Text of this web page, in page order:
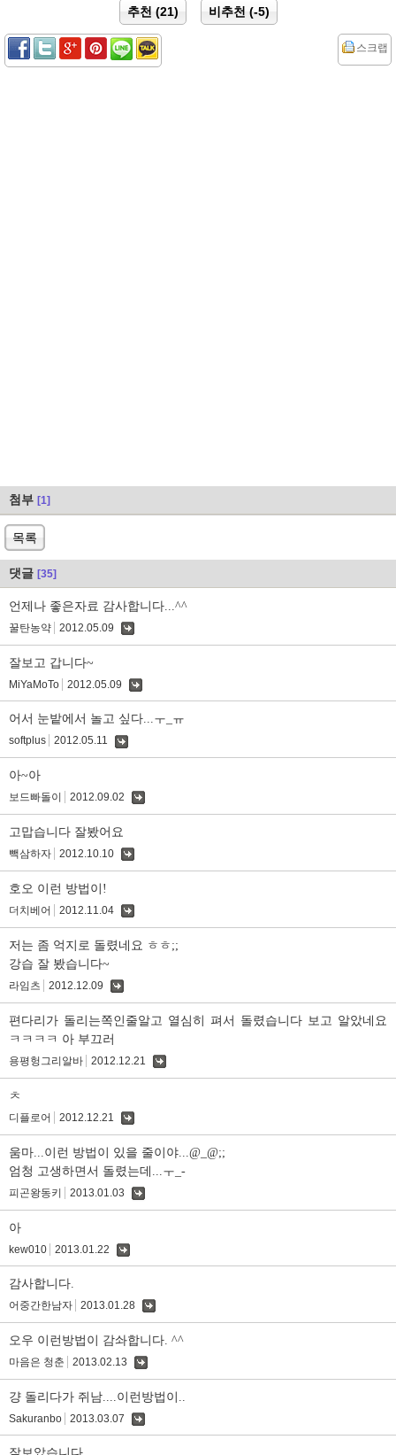
추천 (21) 비추천 (-5)
스크랩
첨부 [1]
목록
댓글 [35]
언제나 좋은자료 감사합니다...^^
꿀탄농약 2012.05.09
잘보고 갑니다~
MiYaMoTo 2012.05.09
글
어서 눈밭에서 놀고 싶다...ㅜ_ㅠ
softplus 2012.05.11
아~아
보드빠돌이 2012.09.02
고맙습니다 잘봤어요
빽삼하자 2012.10.10
호오 이런 방법이!
더치베어 2012.11.04
저는 좀 억지로 돌렸네요 ㅎㅎ;;
강습 잘 봤습니다~
라임츠 2012.12.09
편다리가 돌리는쪽인줄알고 열심히 펴서 돌렸습니다 보고 알았네요
ㅋㅋㅋㅋ 아 부끄러
용평헝그리알바 2012.12.21
ㅊ
디플로어 2012.12.21
움마...이런 방법이 있을 줄이야...@_@;;
엄청 고생하면서 돌렸는데...ㅜ_-
피곤왕동키 2013.01.03
아
kew010 2013.01.22
감사합니다.
어중간한남자 2013.01.28
오우 이런방법이 감솨합니다. ^^
마음은 청춘 2013.02.13
걍 돌리다가 쥐남....이런방법이..
Sakuranbo 2013.03.07